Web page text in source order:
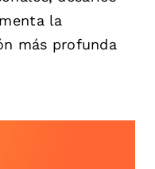
la
más profunda